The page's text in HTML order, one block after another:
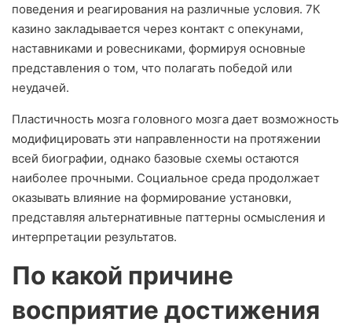
поведения и реагирования на различные условия. 7К
казино закладывается через контакт с опекунами,
наставниками и ровесниками, формируя основные
представления о том, что полагать победой или
неудачей.
Пластичность мозга головного мозга дает возможность
модифицировать эти направленности на протяжении
всей биографии, однако базовые схемы остаются
наиболее прочными. Социальное среда продолжает
оказывать влияние на формирование установки,
представляя альтернативные паттерны осмысления и
интерпретации результатов.
По какой причине
восприятие достижения